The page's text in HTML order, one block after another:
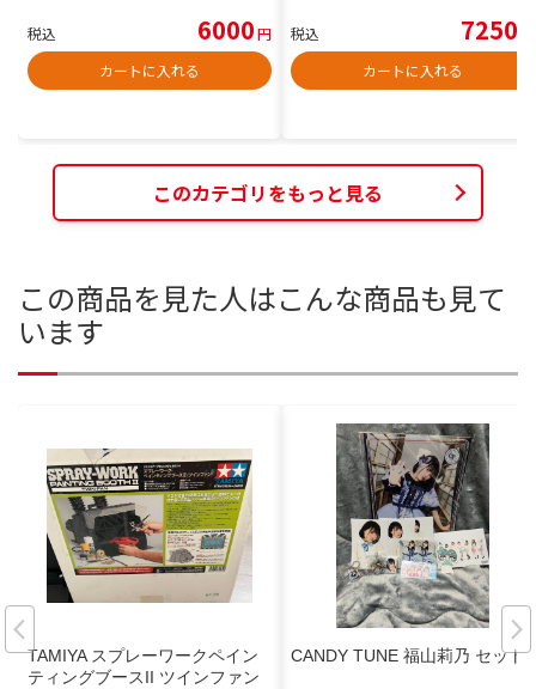
税込 6000円
カートに入れる
税込 7250
カートに入れる
このカテゴリをもっと見る
この商品を見た人はこんな商品も見て
います
TAMIYA スプレーワークペイン
ティングブースII ツインファン
CANDY TUNE 福山莉乃 セット